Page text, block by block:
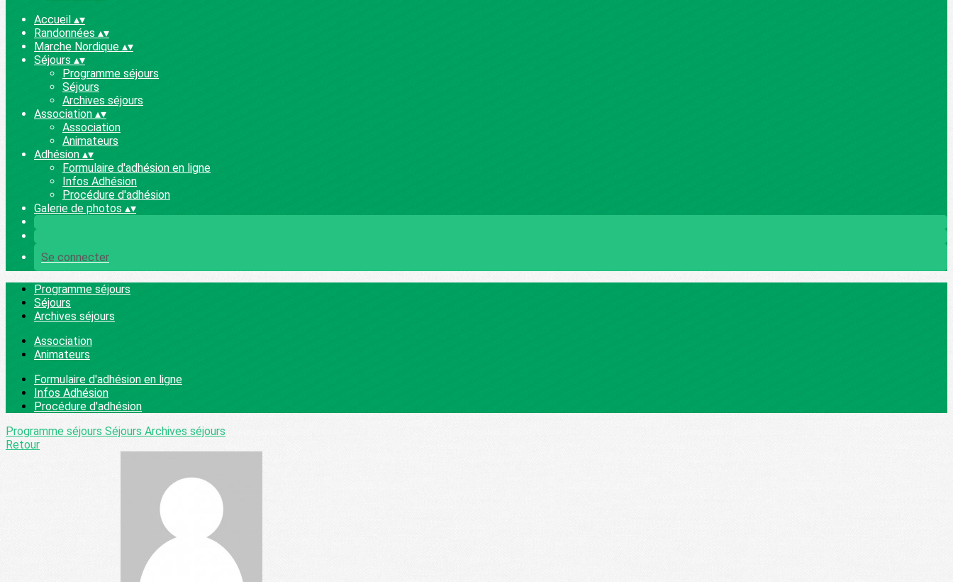
Accueil ▴▾
Randonnées ▴▾
Marche Nordique ▴▾
Séjours ▴▾
Programme séjours
Séjours
Archives séjours
Association ▴▾
Association
Animateurs
Adhésion ▴▾
Formulaire d'adhésion en ligne
Infos Adhésion
Procédure d'adhésion
Galerie de photos ▴▾
Se connecter
Programme séjours
Séjours
Archives séjours
Association
Animateurs
Formulaire d'adhésion en ligne
Infos Adhésion
Procédure d'adhésion
Programme séjours Séjours Archives séjours
Retour